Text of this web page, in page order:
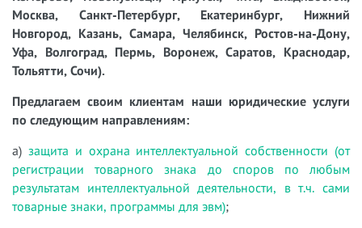
Москва, Санкт-Петербург, Екатеринбург, Нижний
Новгород, Казань, Самара, Челябинск, Ростов-на-Дону,
Уфа, Волгоград, Пермь, Воронеж, Саратов, Краснодар,
Тольятти, Сочи).
Предлагаем своим клиентам наши юридические услуги
по следующим направлениям:
а) защита и охрана интеллектуальной собственности (от
регистрации товарного знака до споров по любым
результатам интеллектуальной деятельности, в т.ч. сами
товарные знаки, программы для эвм);